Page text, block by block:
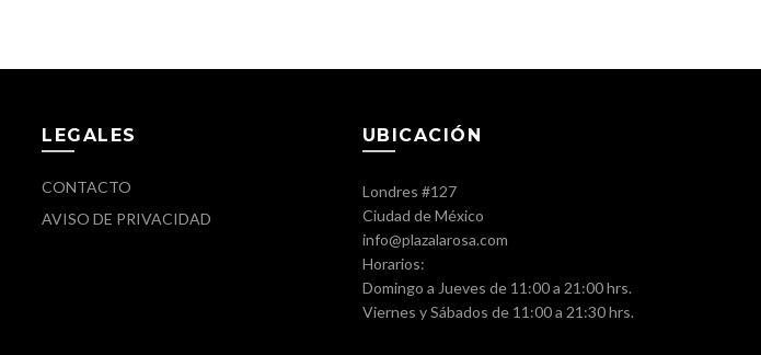
HAPPYláser
Hooter's
LEGALES
CONTACTO
AVISO DE PRIVACIDAD
UBICACIÓN
Londres #127
Ciudad de México
info@plazalarosa.com
Horarios:
Domingo a Jueves de 11:00 a 21:00 hrs.
Viernes y Sábados de 11:00 a 21:30 hrs.